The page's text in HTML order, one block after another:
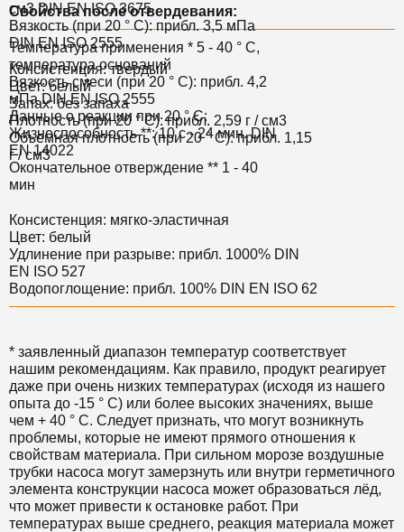
см3 DIN EN ISO 3675
Вязкость (при 20 ° С): прибл. 3,5 мПа
DIN EN ISO 2555
Консистенция: твердый
Цвет: белый
Запах: без запаха
Плотность (при 20 ° C): прибл. 2,59 г / см3
Объемная плотность (при 20 ° C): прибл. 1,15
г / см3
Свойства после отвердевания:
Температура применения * 5 - 40 ° С,
температура оснований
Вязкость смеси (при 20 ° С): прибл. 4,2
мПа DIN EN ISO 2555
Данные о реакции при 20 ° С:
Жизнеспособность **: 10 с - 24 мин. DIN
EN 14022
Окончательное отверждение ** 1 - 40
мин
Консистенция: мягко-эластичная
Цвет: белый
Удлинение при разрыве: прибл. 1000% DIN
EN ISO 527
Водопоглощение: прибл. 100% DIN EN ISO 62
* заявленный диапазон температур соответствует
нашим рекомендациям. Как правило, продукт реагирует
даже при очень низких температурах (исходя из нашего
опыта до -15 ° C) или более высоких значениях, выше
чем + 40 ° C. Следует признать, что могут возникнуть
проблемы, которые не имеют прямого отношения к
свойствам материала. При сильном морозе воздушные
трубки насоса могут замерзнуть или внутри герметичного
элемента конструкции насоса может образоваться лёд,
что может привести к остановке работ. При
температурах выше среднего, реакция материала может